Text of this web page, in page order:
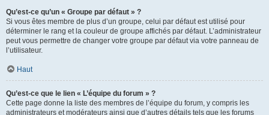
Qu’est-ce qu’un « Groupe par défaut » ?
Si vous êtes membre de plus d’un groupe, celui par défaut est utilisé pour
déterminer le rang et la couleur de groupe affichés par défaut. L’administrateur
peut vous permettre de changer votre groupe par défaut via votre panneau de
l’utilisateur.
Haut
Qu’est-ce que le lien « L’équipe du forum » ?
Cette page donne la liste des membres de l’équipe du forum, y compris les
administrateurs et modérateurs ainsi que d’autres détails tels que les forums